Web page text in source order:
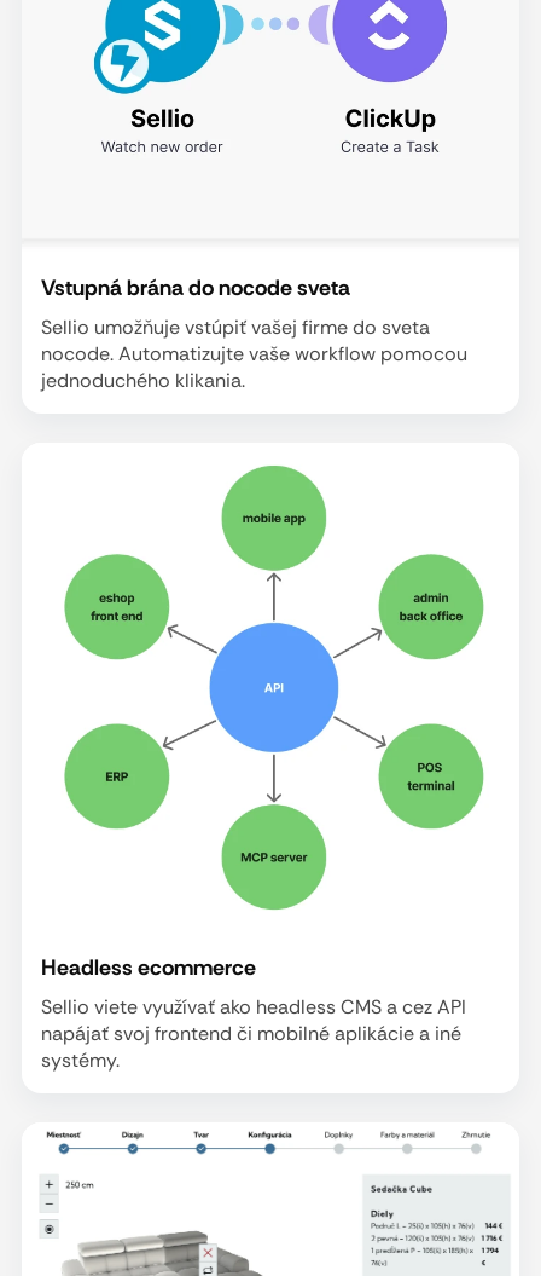
Vstupná brána do nocode sveta
Sellio umožňuje vstúpiť vašej firme do sveta
nocode. Automatizujte vaše workflow pomocou
jednoduchého klikania.
Headless ecommerce
Sellio viete využívať ako headless CMS a cez API
napájať svoj frontend či mobilné aplikácie a iné
systémy.